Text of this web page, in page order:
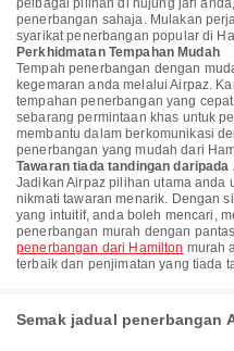
pelbagai pilihan di hujung jari
penerbangan sahaja. Mulakan
syarikat penerbangan popular di
Perkhidmatan Tempahan Mudah
Tempah penerbangan dengan
kegemaran anda melalui Airpaz.
tempahan penerbangan yang
sebarang permintaan khas untuk
membantu dalam berkomunikasi
penerbangan yang mudah dari
Tawaran tiada tandingan daripada
Jadikan Airpaz pilihan utama anda
nikmati tawaran menarik. Dengan
yang intuitif, anda boleh mencari,
penerbangan murah dengan
penerbangan dari Hamilton murah
terbaik dan penjimatan yang tiada
Semak jadual penerbangan